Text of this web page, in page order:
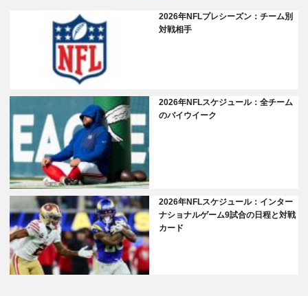
2026年NFLプレシーズン：チーム別
対戦相手
2026年NFLスケジュール：全チーム
のバイウイーク
2026年NFLスケジュール：インター
ナショナルゲーム9試合の日程と対戦
カード